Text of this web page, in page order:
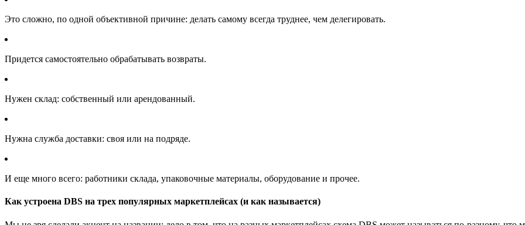
Это сложно, по одной объективной причине: делать самому всегда труднее, чем делегировать.
Придется самостоятельно обрабатывать возвраты.
Нужен склад: собственный или арендованный.
Нужна служба доставки: своя или на подряде.
И еще много всего: работники склада, упаковочные материалы, оборудование и прочее.
Как устроена DBS на трех популярных маркетплейсах (и как называется)